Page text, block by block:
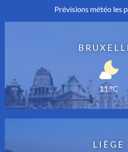
Prévisions météo les
11 °C
LIÈGE